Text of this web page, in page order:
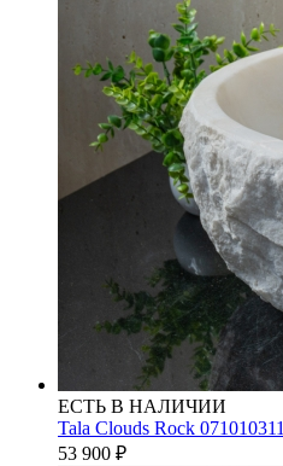
ЕСТЬ В НАЛИЧИИ
Tala Clouds Rock 071010311
53 900 ₽